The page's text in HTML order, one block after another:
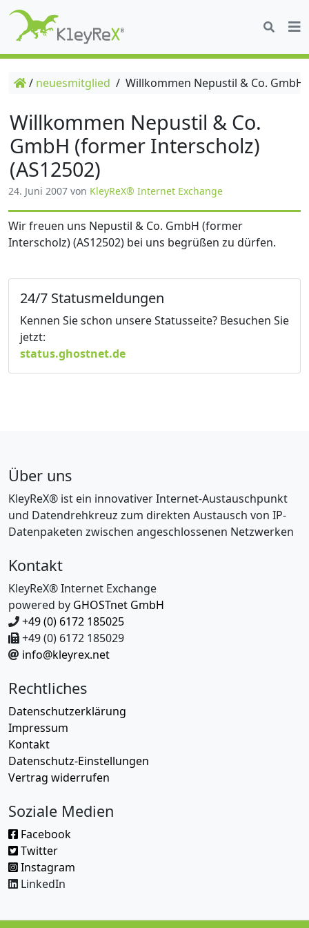
/ neuesmitglied / Willkommen Nepustil & Co.
Willkommen Nepustil & Co.
GmbH (former Interscholz)
(AS12502)
24. Juni 2007 von KleyReX® Internet Exchange
Wir freuen uns Nepustil & Co. GmbH (former
Interscholz) (AS12502) bei uns begrüßen zu dürfen.
24/7 Statusmeldungen
Kennen Sie schon unsere Statusseite? Besuchen Sie
jetzt:
status.ghostnet.de
Über uns
KleyReX® ist ein innovativer Internet-Austauschpunkt
und Datendrehkreuz zum direkten Austausch von IP-
Datenpaketen zwischen angeschlossenen Netzwerken
Kontakt
KleyReX® Internet Exchange
powered by GHOSTnet GmbH
+49 (0) 6172 185025
+49 (0) 6172 185029
info@kleyrex.net
Rechtliches
Datenschutzerklärung
Impressum
Kontakt
Datenschutz-Einstellungen
Vertrag widerrufen
Soziale Medien
Facebook
Twitter
Instagram
LinkedIn